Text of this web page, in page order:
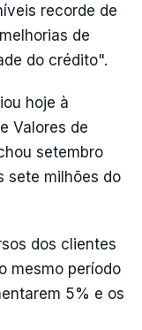
recorde de
de
do crédito".
hoje à
Valores de
setembro
sete milhões do
dos clientes
mesmo período
5% e os